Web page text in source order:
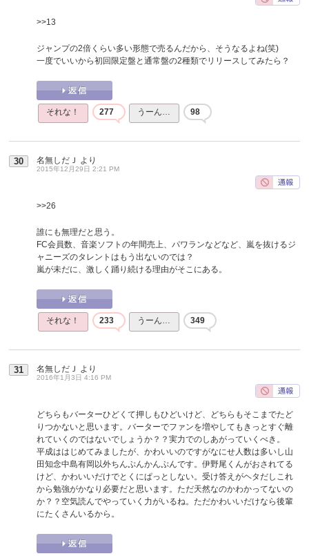
>>13
ジャンプの2倍くらい多い形態で売るんだから、そうなるよね(笑)
一度でいいから初回限定盤と通常盤の2種類でリリースしてみたら？
それな！ 277 うーん… 98
30 名無しだＪ より
2015年12月29日 2:21 PM
>>26
誰にも無理だと思う。
FC会員数、音楽ソフトの年間売上、パワランなどなど、嵐を抜けるジ
ャニーズのタレントはもう出ないのでは？
嵐が未だに、激しく踊り続ける理由がそこにある。
それな！ 233 うーん… 349
31 名無しだＪ より
2016年1月3日 4:16 PM
どちらもバーターひどくて押しもひどいけど、どちらもそこまでたど
りつかないと思います。バーターでファンを増やしてもきっとすぐ離
れていくのではないでしょうか？？実力でのしあがっていくべき。
平成ははじめてみましたが、かわいいのですがなにせ人数は多いし山
田知念中島有岡以外ちんぷんかんぷんです。伊野尾くんがおされてる
けど、かわいいだけでとくにぱっとしない。受け答えがヘタだしこれ
から勉強がかなり必要だと思います。ただ天然なのかわかってないの
か？？空気読んでやっていく力がいるね。ただかわいいだけなら後輩
にたくさんいるから。